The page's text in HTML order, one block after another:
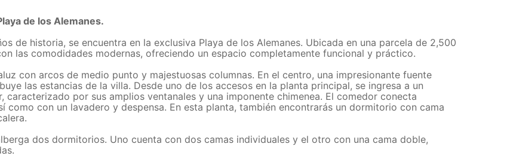
de los Alemanes.
de historia, se encuentra en la exclusiva Playa de los Alemanes. Ubicada en una parcela de 2,500
las comodidades modernas, ofreciendo un espacio completamente funcional y práctico.
con arcos de medio punto y majestuosas columnas. En el centro, una impresionante fuente
las estancias de la villa. Desde uno de los accesos en la planta principal, se ingresa a un
por sus amplios ventanales y una imponente chimenea. El comedor conecta
con un lavadero y despensa. En esta planta, también encontrarás un dormitorio con cama
dos dormitorios. Uno cuenta con dos camas individuales y el otro con una cama doble,